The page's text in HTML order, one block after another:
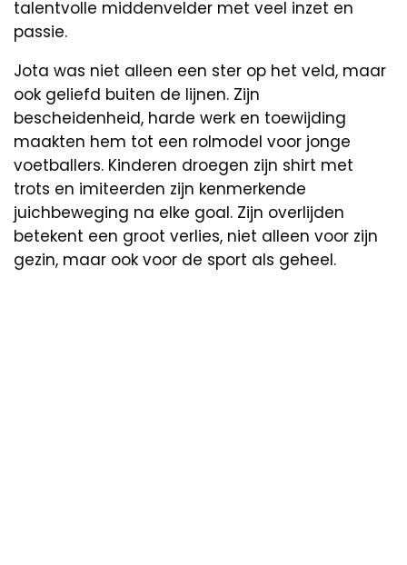
talentvolle middenvelder met veel inzet en
passie.
Jota was niet alleen een ster op het veld, maar
ook geliefd buiten de lijnen. Zijn
bescheidenheid, harde werk en toewijding
maakten hem tot een rolmodel voor jonge
voetballers. Kinderen droegen zijn shirt met
trots en imiteerden zijn kenmerkende
juichbeweging na elke goal. Zijn overlijden
betekent een groot verlies, niet alleen voor zijn
gezin, maar ook voor de sport als geheel.